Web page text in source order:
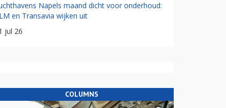
Napels maand dicht voor onderhoud:
en Transavia wijken uit
jul 26
COLUMNS